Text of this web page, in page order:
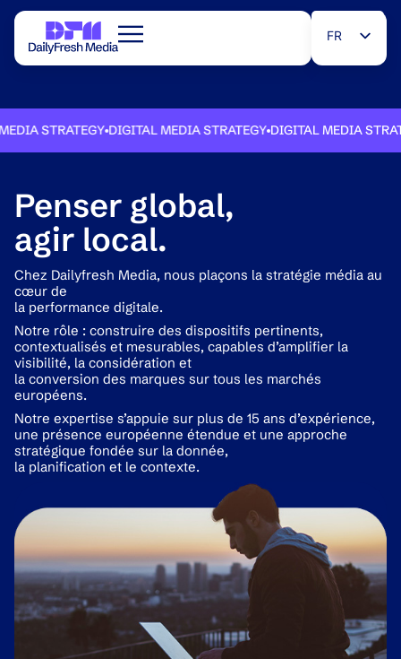
FR
EN
DIGITAL MEDIA STRATEGY DIGITAL MEDIA STRATEGY
Penser global,
agir local.
Chez Dailyfresh Media, nous plaçons la stratégie média au
cœur de
la performance digitale.
Notre rôle : construire des dispositifs pertinents,
contextualisés et mesurables, capables d’amplifier la
visibilité, la considération et
la conversion des marques sur tous les marchés
européens.
Notre expertise s’appuie sur plus de 15 ans d’expérience,
une présence européenne étendue et une approche
stratégique fondée sur la donnée,
la planification et le contexte.